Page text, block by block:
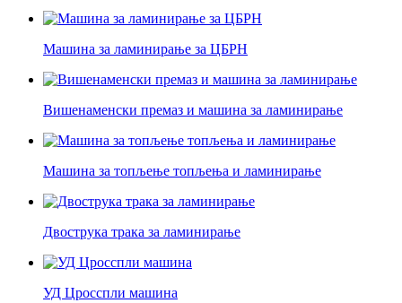
Машина за ламинирање за ЦБРН
Вишенаменски премаз и машина за ламинирање
Машина за топљење топљења и ламинирање
Двострука трака за ламинирање
УД Цросспли машина